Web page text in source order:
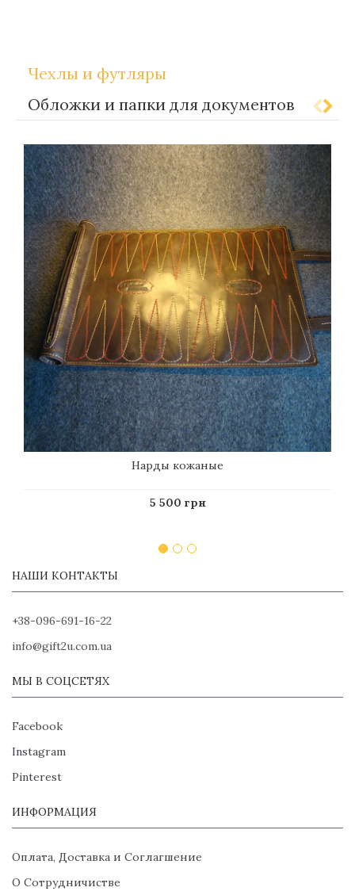
Чехлы и футляры
Обложки и папки для документов
Нарды кожаные
5 500 грн
НАШИ КОНТАКТЫ
+38-096-691-16-22
info@gift2u.com.ua
МЫ В СОЦСЕТЯХ
Facebook
Instagram
Pinterest
ИНФОРМАЦИЯ
Оплата, Доставка и Соглагшение
О Сотрудничистве